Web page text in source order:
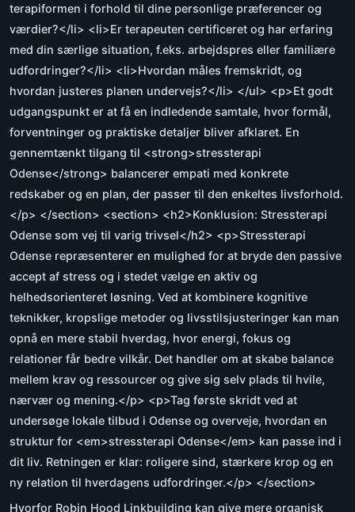
terapiformen i forhold til dine personlige præferencer og
værdier?</li> <li>Er terapeuten certificeret og har erfaring
med din særlige situation, f.eks. arbejdspres eller familiære
udfordringer?</li> <li>Hvordan måles fremskridt, og
hvordan justeres planen undervejs?</li> </ul> <p>Et godt
udgangspunkt er at få en indledende samtale, hvor formål,
forventninger og praktiske detaljer bliver afklaret. En
gennemtænkt tilgang til <strong>stressterapi
Odense</strong> balancerer empati med konkrete
redskaber og en plan, der passer til den enkeltes livsforhold.
</p> </section> <section> <h2>Konklusion: Stressterapi
Odense som vej til varig trivsel</h2> <p>Stressterapi
Odense repræsenterer en mulighed for at bryde den passive
accept af stress og i stedet vælge en aktiv og
helhedsorienteret løsning. Ved at kombinere kognitive
teknikker, kropslige metoder og livsstilsjusteringer kan man
opnå en mere stabil hverdag, hvor energi, fokus og
relationer får bedre vilkår. Det handler om at skabe balance
mellem krav og ressourcer og give sig selv plads til hvile,
nærvær og mening.</p> <p>Tag første skridt ved at
undersøge lokale tilbud i Odense og overveje, hvordan en
struktur for <em>stressterapi Odense</em> kan passe ind i
dit liv. Retningen er klar: roligere sind, stærkere krop og en
ny relation til hverdagens udfordringer.</p> </section>
Hvorfor Robin Hood Linkbuilding kan give mere organisk